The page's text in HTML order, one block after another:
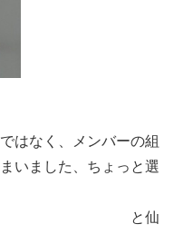
はなく、メンバーの組
いました、ちょっと選
仙